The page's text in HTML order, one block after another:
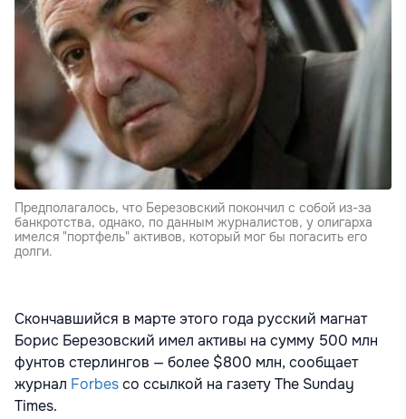
Предполагалось, что Березовский покончил с собой из-за
банкротства, однако, по данным журналистов, у олигарха
имелся "портфель" активов, который мог бы погасить его
долги.
Скончавшийся в марте этого года русский магнат
Борис Березовский имел активы на сумму 500 млн
фунтов стерлингов — более $800 млн, сообщает
журнал Forbesсо ссылкой на газету The Sunday
Times.